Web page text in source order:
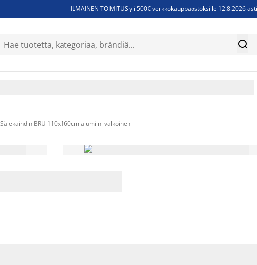
ILMAINEN TOIMITUS yli 500€ verkkokauppaostoksille 12.8.2026 asti
Sijauspatjoja - Säästä jopa 60% 
Sälekaihdin BRU 110x160cm alumiini valkoinen